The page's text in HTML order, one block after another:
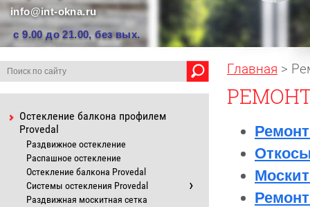
info@int-okna.ru
с 9.00 до 21.00, без вых.
Главная >
Остекление балкона профилем
Provedal
Раздвижное остекление
Распашное остекление
Остекление балкона Provedal
Системы остекления Provedal
Раздвижная москитная сетка